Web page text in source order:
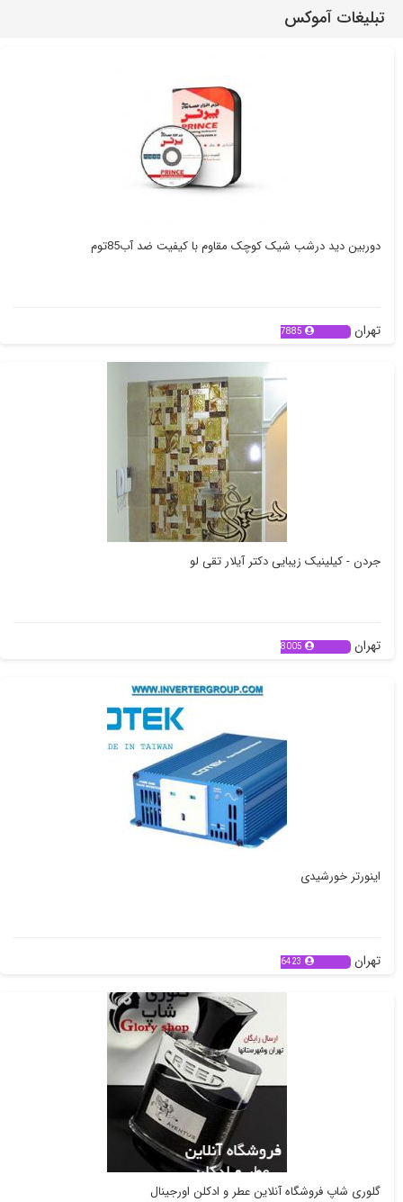
تبلیغات آموکس
دوربین دید درشب شیک کوچک مقاوم با کیفیت ضد آب85توم
تهران 7885
جردن - کیلینیک زیبایی دکتر آیلار تقی لو
تهران 8005
اینورتر خورشیدی
تهران 6423
گلوری شاپ فروشگاه آنلاین عطر و ادکلن اورجینال